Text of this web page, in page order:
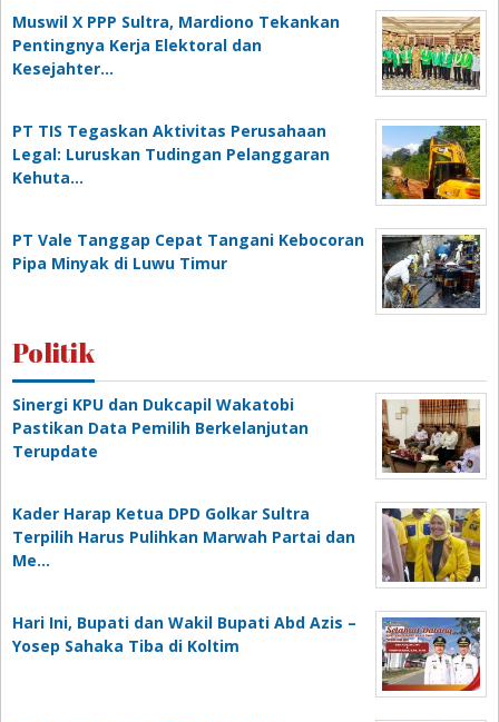
Muswil X PPP Sultra, Mardiono Tekankan
Pentingnya Kerja Elektoral dan
Kesejahter…
PT TIS Tegaskan Aktivitas Perusahaan
Legal: Luruskan Tudingan Pelanggaran
Kehuta…
PT Vale Tanggap Cepat Tangani Kebocoran
Pipa Minyak di Luwu Timur
Politik
Sinergi KPU dan Dukcapil Wakatobi
Pastikan Data Pemilih Berkelanjutan
Terupdate
Kader Harap Ketua DPD Golkar Sultra
Terpilih Harus Pulihkan Marwah Partai dan
Me…
Hari Ini, Bupati dan Wakil Bupati Abd Azis –
Yosep Sahaka Tiba di Koltim